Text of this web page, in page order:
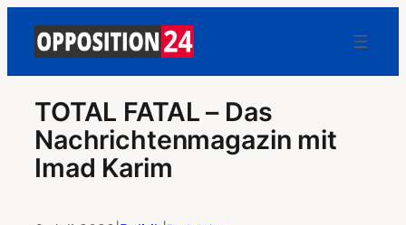
TOTAL FATAL – Das
Nachrichtenmagazin mit
Imad Karim